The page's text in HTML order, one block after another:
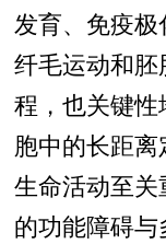
发育、免疫极
纤毛运动和
程，也关键
胞中的长距
生命活动至
的功能障碍